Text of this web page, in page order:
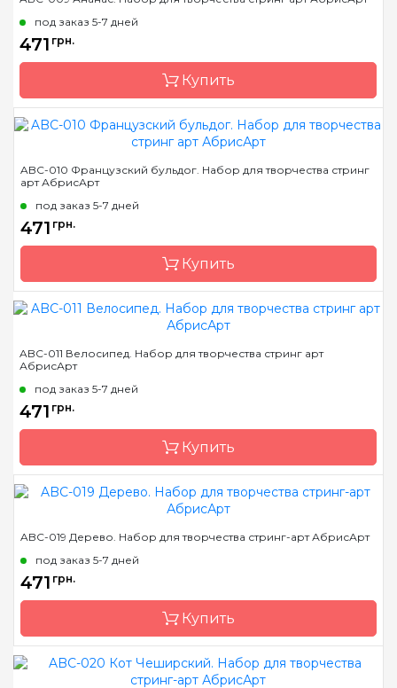
Размер
под заказ 5-7 дней
471 грн.
Купить
Страна-производитель
Размер
ABC-010 Французский бульдог. Набор для творчества стринг
арт АбрисАрт
под заказ 5-7 дней
471 грн.
Купить
Страна-производитель
Размер
ABC-011 Велосипед. Набор для творчества стринг арт
АбрисАрт
под заказ 5-7 дней
471 грн.
Купить
Размер
ABC-019 Дерево. Набор для творчества стринг-арт АбрисАрт
под заказ 5-7 дней
471 грн.
Купить